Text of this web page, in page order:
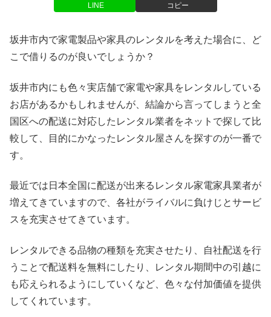
LINE コピー
坂井市内で家電製品や家具のレンタルを考えた場合に、ど
こで借りるのが良いでしょうか？
坂井市内にも色々実店舗で家電や家具をレンタルしている
お店があるかもしれませんが、結論から言ってしまうと全
国区への配送に対応したレンタル業者をネットで探して比
較して、目的にかなったレンタル屋さんを探すのが一番で
す。
最近では日本全国に配送が出来るレンタル家電家具業者が
増えてきていますので、各社がライバルに負けじとサービ
スを充実させてきています。
レンタルできる品物の種類を充実させたり、自社配送を行
うことで配送料を無料にしたり、レンタル期間中の引越に
も応えられるようにしていくなど、色々な付加価値を提供
してくれています。